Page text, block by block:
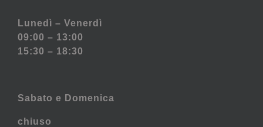
Lunedì – Venerdì
09:00 – 13:00
15:30 – 18:30
Sabato e Domenica
chiuso